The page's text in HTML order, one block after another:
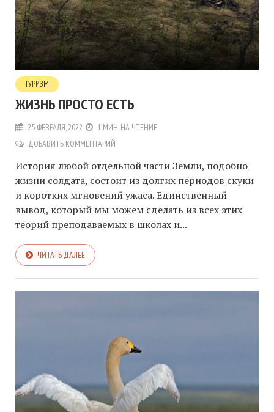
ТУРИЗМ
ЖИЗНЬ ПРОСТО ЕСТЬ
25 ФЕВРАЛЯ, 2022
1 МИН. НА ЧТЕНИЕ
ДОБАВИТЬ КОММЕНТАРИЙ
История любой отдельной части Земли, подобно
жизни солдата, состоит из долгих периодов скуки
и коротких мгновений ужаса. Единственный
вывод, который мы можем сделать из всех этих
теорий преподаваемых в школах и...
ЧИТАТЬ ДАЛЕЕ